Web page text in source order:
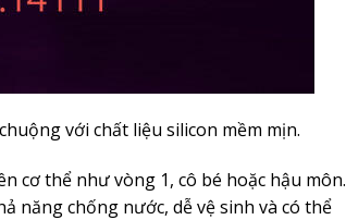
với chất liệu silicon mềm mịn.
cơ thể như vòng 1, cô bé hoặc hậu môn.
năng chống nước, dễ vệ sinh và có thể